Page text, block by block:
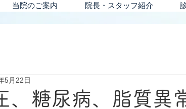
当院のご案内 院長・スタッフ紹介
、糖尿病、脂質異
5月22日